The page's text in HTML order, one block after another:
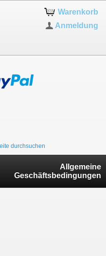
Warenkorb
Anmeldung
durchsuchen
Allgemeine
Geschäftsbedingungen